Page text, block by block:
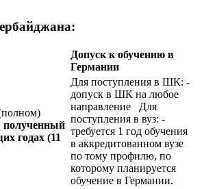
Допуск к обучению в
Германии
полученный
годах (11
Для поступления в ШК: -
допуск в ШК на любое
направление Для
поступления в вуз: -
требуется 1 год обучения
в аккредитованном вузе
по тому профилю, по
которому планируется
обучение в Германии.